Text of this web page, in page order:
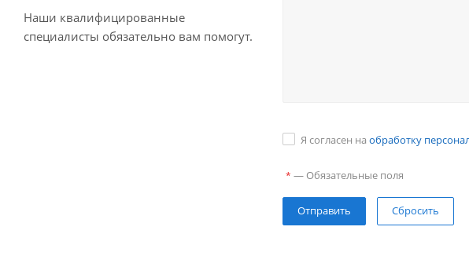
Наши квалифицированные
специалисты обязательно вам помогут.
Я согласен на обработку
* — Обязательные поля
Сбросить